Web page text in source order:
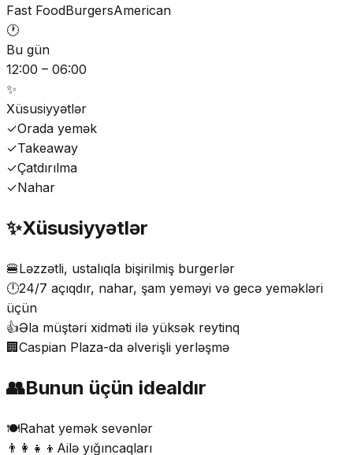
Fast FoodBurgersAmerican
🕐
Bu gün
12:00 – 06:00
✨
Xüsusiyyətlər
✓Orada yemək
✓Takeaway
✓Çatdırılma
✓Nahar
✨Xüsusiyyətlər
🍔Ləzzətli, ustalıqla bişirilmiş burgerlər
🕛24/7 açıqdır, nahar, şam yeməyi və gecə yeməkləri
üçün
👍Əla müştəri xidməti ilə yüksək reytinq
🏢Caspian Plaza-da əlverişli yerləşmə
👥Bunun üçün idealdır
🍽️Rahat yemək sevənlər
👨‍👩‍👧‍👦 Ailə yığıncaqları